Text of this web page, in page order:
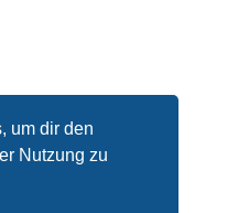
um dir den
Nutzung zu